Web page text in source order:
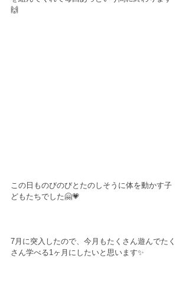
🙌
この日ものびのびとたのしそうに体を動かす子
どもたちでした🤗💗
7月に突入したので、今月もたくさん遊んでたく
さん学べる1ヶ月にしたいと思います✨